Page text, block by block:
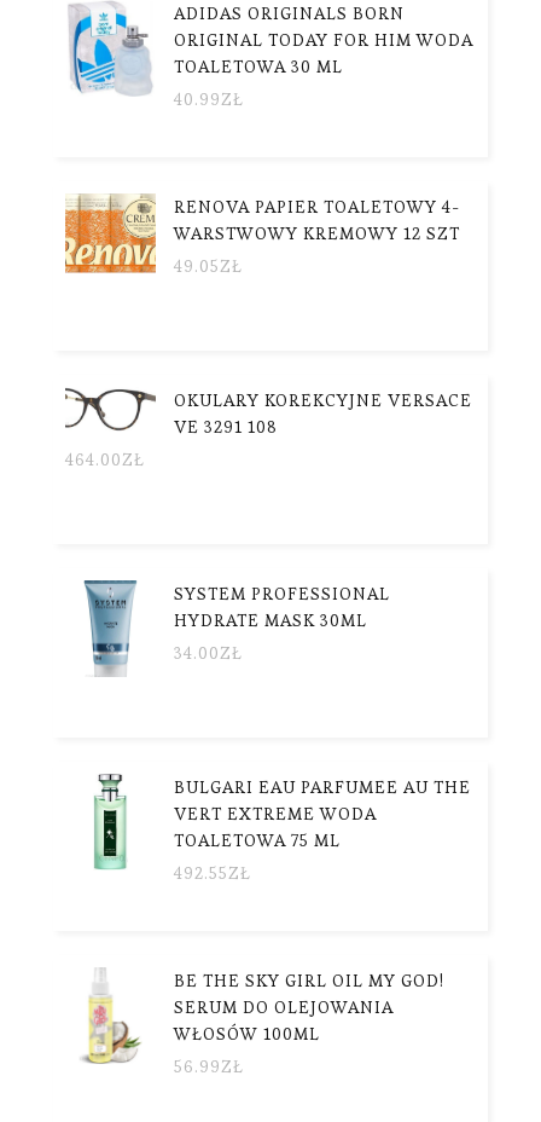
ADIDAS ORIGINALS BORN
ORIGINAL TODAY FOR HIM WODA
TOALETOWA 30 ML
40.99ZŁ
RENOVA PAPIER TOALETOWY 4-
WARSTWOWY KREMOWY 12 SZT
49.05ZŁ
OKULARY KOREKCYJNE VERSACE
VE 3291 108
464.00ZŁ
SYSTEM PROFESSIONAL
HYDRATE MASK 30ML
34.00ZŁ
BULGARI EAU PARFUMEE AU THE
VERT EXTREME WODA
TOALETOWA 75 ML
492.55ZŁ
BE THE SKY GIRL OIL MY GOD!
SERUM DO OLEJOWANIA
WŁOSÓW 100ML
56.99ZŁ